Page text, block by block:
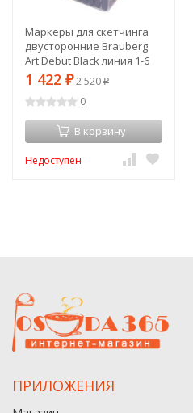
Маркеры для скетчинга
двусторонние Brauberg
Art Debut Black линия 1-6
мм 60 цветов 152131 (1)
(86700)
1 422 ₽2 520₽
0
В корзину
Недоступен
ПРИЛОЖЕНИЯ